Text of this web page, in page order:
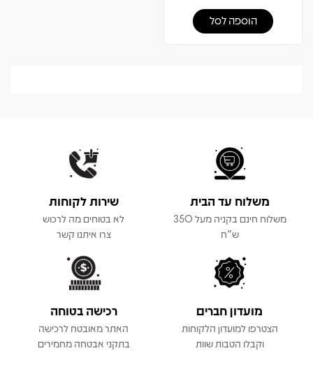
הוספה לסל
משלוח עד הבית
משלוח חינם בקניה מעל 350
ש"ח
שירות לקוחות
לא בטוחים מה לרכוש
צרו איתנו קשר
מועדון חברים
הצטרפו למועדון הלקוחות
וקבלו הטבות שוות
רכישה בטוחה
האתר מאובטח לרכישה
בתקני אבטחה מחמירים